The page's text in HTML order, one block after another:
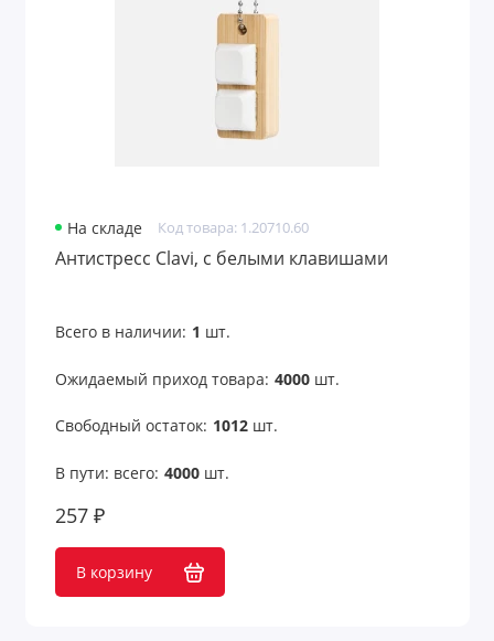
Держатели для смартфона
Джемперы с принтом
Для безопасности детей
Для моряков
Для работников авиации
Для работников культуры
Для рыбалки
Для строителей
Для творчества и хобби
На складе Код товара: 1.20710.60
Антистресс Clavi, с белыми клавишами
Всего в наличии: 1 шт.
Ожидаемый приход товара: 4000шт.
Свободный остаток: 1012шт.
В пути: всего: 4000шт.
257 ₽
В корзину